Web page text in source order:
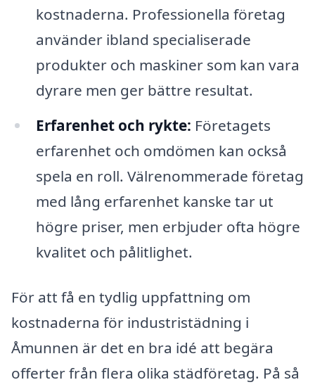
kostnaderna. Professionella företag
använder ibland specialiserade
produkter och maskiner som kan vara
dyrare men ger bättre resultat.
Erfarenhet och rykte: Företagets
erfarenhet och omdömen kan också
spela en roll. Välrenommerade företag
med lång erfarenhet kanske tar ut
högre priser, men erbjuder ofta högre
kvalitet och pålitlighet.
För att få en tydlig uppfattning om
kostnaderna för industristädning i
Åmunnen är det en bra idé att begära
offerter från flera olika städföretag. På så